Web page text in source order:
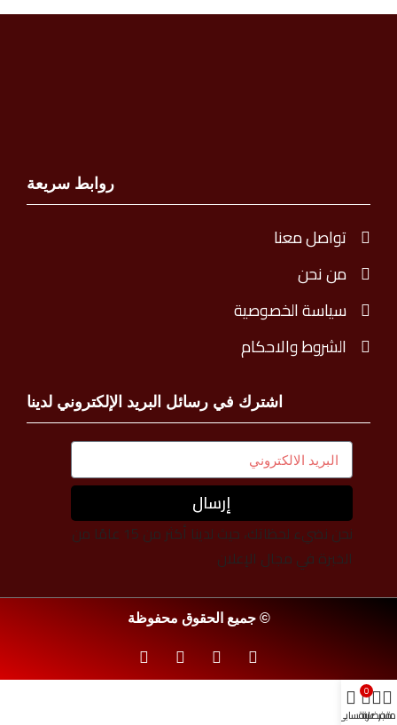
روابط سريعة
تواصل معنا
من نحن
سياسة الخصوصية
الشروط والاحكام
اشترك في رسائل البريد الإلكتروني لدينا
إرسال
نحن نضيء لحظاتك، حيث لدينا أكثر من 15 عامًا من
الخبرة في مجال الإعلان
© جميع الحقوق محفوظة
متجر
مفضلة
0
عربةحسابي